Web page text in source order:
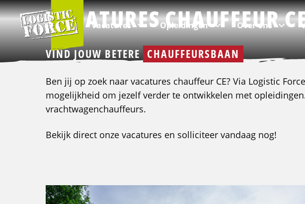
Logistic
Force
Vacatures
Per branche
Logistieke vacatures
Verhuizing vacatures
Populaire
Vacatures in
Opleidingen
Categorieën
Rijopleidingen
Veiligheidsopleidingen
Code 95
Heftruck
Over ons
Over ons
Veelgestelde vragen
Klachten
Kom in
Bekijk
VIA Logistics Professionals UBrands
VACATURES CHAUFFEUR
VIND JOUW BETERE CHAUFFEURSBAAN
Ben jij op zoek naar vacatures chauffeur CE? Via Logistic
mogelijkheid om jezelf verder te ontwikkelen met
vrachtwagenchauffeurs.
Bekijk direct onze vacatures en solliciteer vandaag nog!